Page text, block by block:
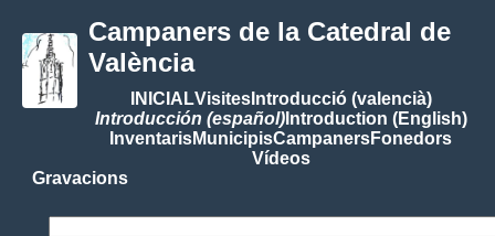
Campaners de la Catedral de
València
INICIALVisitesIntroducció (valencià)
Introducción (español)Introduction (English)
InventarisMunicipisCampanersFonedors
Vídeos
Gravacions